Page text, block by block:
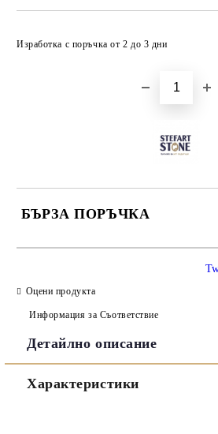
Изработка с поръчка от 2 до 3 дни
БЪРЗА ПОРЪЧКА
Ние ще се свържем с вас в рамките на
Оцени продукта
Информация за Съответствие
Детайлно описание
Характеристики